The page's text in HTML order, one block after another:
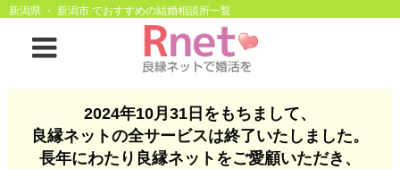
良縁ネットとは
新潟県 ・ 新潟市 でおすすめの結婚相談所一覧
2024年10月31日をもちまして、
良縁ネットの全サービスは終了いたしました。
長年にわたり良縁ネットをご愛顧いただき、